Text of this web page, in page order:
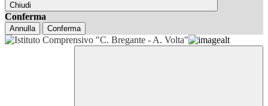
Chiudi
Conferma
Annulla Conferma